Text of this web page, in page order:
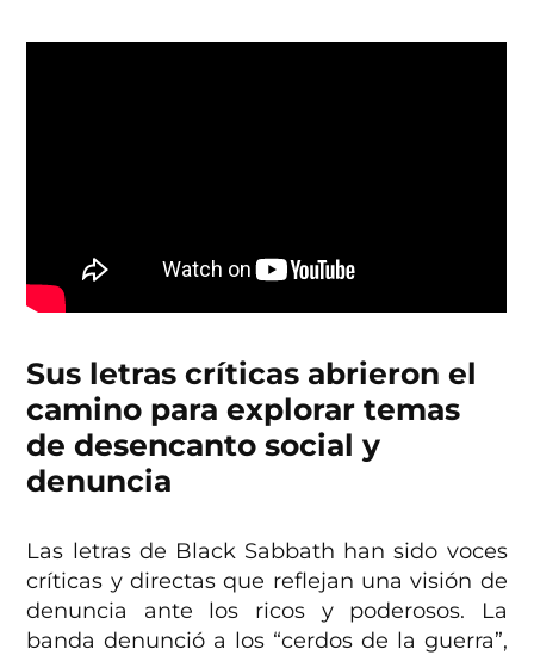
Sus letras críticas abrieron el
camino para explorar temas
de desencanto social y
denuncia
Las letras de Black Sabbath han sido voces
críticas y directas que reflejan una visión de
denuncia ante los ricos y poderosos. La
banda denunció a los “cerdos de la guerra”,